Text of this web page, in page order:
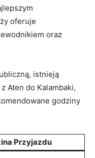
oferuje
oraz
istnieją
Aten do Kalambaki,
godziny
Przyjazdu